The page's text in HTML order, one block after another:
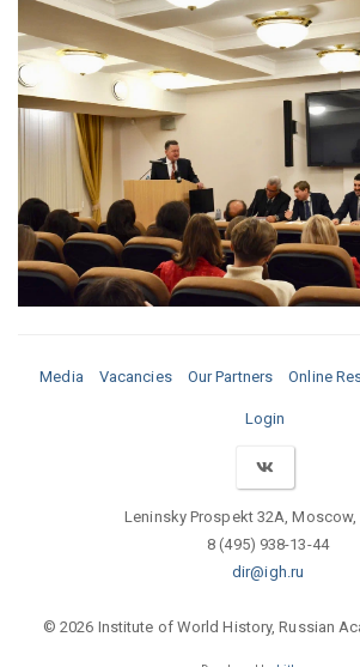
Media Vacancies Our Partners Online
Login
Leninsky Prospekt 32A, Moscow,
8 (495) 938-13-44
dir@igh.ru
© 2026 Institute of World History, Russian